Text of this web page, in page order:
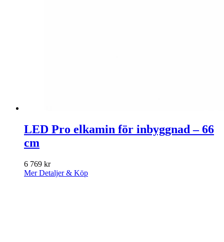
LED Pro elkamin för inbyggnad – 66
cm
6 769 kr
Mer Detaljer & Köp